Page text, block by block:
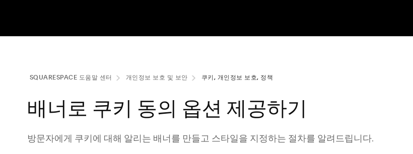
SQUARESPACE 도움말 센터 개인정보 보호 및 보안 쿠키, 개인정보 보호, 정책
배너로 쿠키 동의 옵션 제공하기
방문자에게 쿠키에 대해 알리는 배너를 만들고 스타일을 지정하는 절차를 알려드립니다.